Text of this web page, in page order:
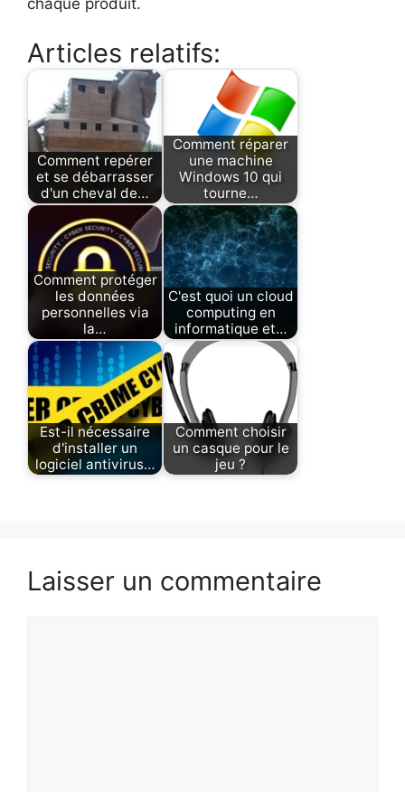
Articles relatifs:
Comment repérer
et se débarrasser
d'un cheval de…
Comment réparer
une machine
Windows 10 qui
tourne…
Comment protéger
les données
personnelles via
la…
C'est quoi un cloud
computing en
informatique et…
Est-il nécessaire
d'installer un
logiciel antivirus…
Comment choisir
un casque pour le
jeu ?
Laisser un commentaire